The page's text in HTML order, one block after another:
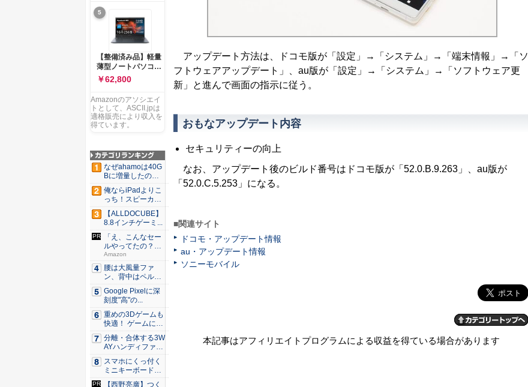
アップデート方法は、ドコモ版が「設定」→「システム」→「端末情報」→「ソ
フトウェアアップデート」、au版が「設定」→「システム」→「ソフトウェア更
新」と進んで画面の指示に従う。
おもなアップデート内容
セキュリティーの向上
なお、アップデート後のビルド番号はドコモ版が「52.0.B.9.263」、au版が
「52.0.C.5.253」になる。
■関連サイト
ドコモ・アップデート情報
au・アップデート情報
ソニーモバイル
本記事はアフィリエイトプログラムによる収益を得ている場合があります
ンチ AMD Ryzen 7
170 メモリ16GB
SSD 512GB
Microsoft 365
Personal (24か月版)
搭載 Windows 11 重
量1.7kg Wi-Fi 6E ク
ワイエットブルー
M1502NAQ-
5
【整備済み品】軽量
薄型ノートパソコン
dynabook G83 ■
13.3型
FHD(1920x1080) -
高性能第11世代Core
i5-1135G7 - メモリ
16GB - SSD 256GB
USB Type-C - MS
Office 2021 - Win11
搭載
￥62,800
Amazonのアソシエイ
トとして、ASCII.jpは
適格販売により収入を
得ています。
なぜahamoは40G
Bに増量したの
か ...
俺ならiPadよりこ
っち！スピーカー
9個...
【ALLDOCUBE】
8.8インチゲーミ...
「え、こんなセー
ルやってたの？」
80％O...
Amazon
腰は大風量ファ
ン、背中はペルチ
ェ冷却。ダ...
Google Pixelに深
刻度"高"の...
重めの3Dゲームも
快適！ ゲームに強
いH...
分離・合体する3W
AYハンディファ
ン。置...
スマホにくっ付く
ミニキーボード！
触ってわ...
【西野亮廣】つく